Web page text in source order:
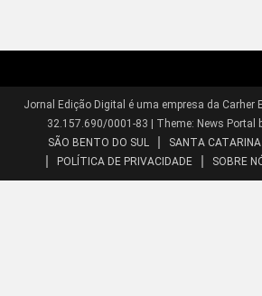
Jornal Edição Digital é uma empresa da Carher
32.157.690/0001-83
Theme: News Portal
SÃO BENTO DO SUL
SANTA CATARINA
POLÍTICA DE PRIVACIDADE
SOBRE